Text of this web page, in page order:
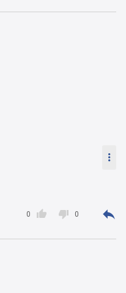


0  0 